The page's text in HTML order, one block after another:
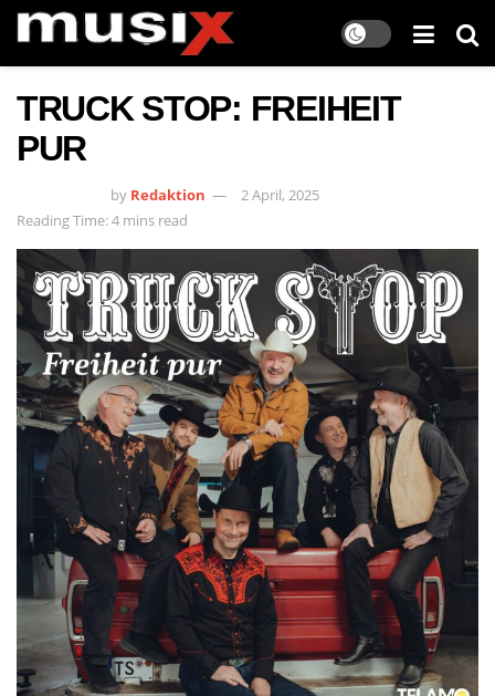
TRUCK STOP: FREIHEIT
PUR
by Redaktion
2 April, 2025
Reading Time: 4 mins read